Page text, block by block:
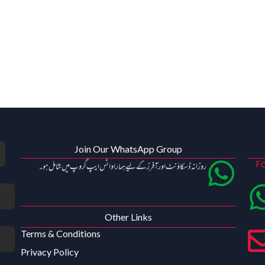
Join Our WhatsApp Group
روزانہ ڈسکاؤنٹ اور آفرز کے لیے ہمارا واٹس ایپ گروپ میں شامل ہو۔
Other Links
Terms & Conditions
Privacy Policy